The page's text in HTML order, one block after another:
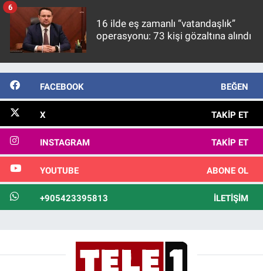
16 ilde eş zamanlı “vatandaşlık”
operasyonu: 73 kişi gözaltına alındı
6
FACEBOOK BEĞEN
X TAKIP ET
INSTAGRAM TAKIP ET
YOUTUBE ABONE OL
+905423395813 İLETIŞIM